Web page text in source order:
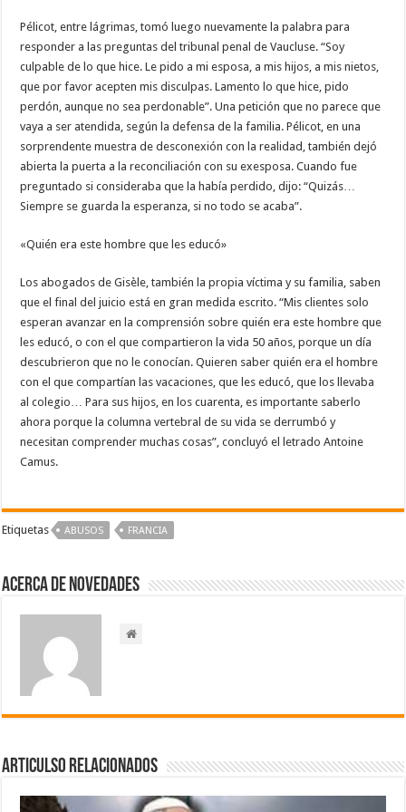
Pélicot, entre lágrimas, tomó luego nuevamente la palabra para
responder a las preguntas del tribunal penal de Vaucluse. “Soy
culpable de lo que hice. Le pido a mi esposa, a mis hijos, a mis nietos,
que por favor acepten mis disculpas. Lamento lo que hice, pido
perdón, aunque no sea perdonable”. Una petición que no parece que
vaya a ser atendida, según la defensa de la familia. Pélicot, en una
sorprendente muestra de desconexión con la realidad, también dejó
abierta la puerta a la reconciliación con su exesposa. Cuando fue
preguntado si consideraba que la había perdido, dijo: “Quizás…
Siempre se guarda la esperanza, si no todo se acaba”.
«Quién era este hombre que les educó»
Los abogados de Gisèle, también la propia víctima y su familia, saben
que el final del juicio está en gran medida escrito. “Mis clientes solo
esperan avanzar en la comprensión sobre quién era este hombre que
les educó, o con el que compartieron la vida 50 años, porque un día
descubrieron que no le conocían. Quieren saber quién era el hombre
con el que compartían las vacaciones, que les educó, que los llevaba
al colegio… Para sus hijos, en los cuarenta, es importante saberlo
ahora porque la columna vertebral de su vida se derrumbó y
necesitan comprender muchas cosas”, concluyó el letrado Antoine
Camus.
Etiquetas ABUSOS ‪FRANCIA‬
Acerca de NOVEDADES
Articulso Relacionados